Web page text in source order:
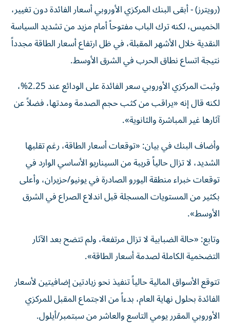
(رويترز) - أبقى البنك المركزي الأوروبي أسعار الفائدة دون تغيير،
الخميس، لكنه ترك الباب مفتوحاً أمام مزيد من تشديد السياسة
النقدية خلال الأشهر المقبلة، في ⁠ظل ارتفاع أسعار الطاقة مجدداً
نتيجة اتساع نطاق الحرب في الشرق الأوسط.
وثبت المركزي الأوروبي سعر الفائدة على الودائع عند 2.25%،
لكنه قال إنه «يراقب من كثب حجم الصدمة ومدتها، فضلاً عن
آثارها غير المباشرة ⁠والثانوية».
وأضاف البنك في بيان: «توقعات أسعار الطاقة، رغم تقلبها
الشديد، لا تزال حالياً قريبة من السيناريو الأساسي الوارد في
توقعات خبراء منطقة اليورو الصادرة في يونيو/حزيران، وأعلى
بكثير من المستويات المسجلة قبل اندلاع الصراع في الشرق
الأوسط».
وتابع: «حالة الضبابية لا تزال مرتفعة، ولم تتضح بعد الآثار
التضخمية الكاملة لصدمة أسعار الطاقة».
تتوقع الأسواق المالية حالياً تنفيذ نحو زيادتين ⁠إضافيتين لأسعار
الفائدة بحلول نهاية العام، بدءاً من الاجتماع المقبل للمركزي
الأوروبي المقرر يومي التاسع والعاشر من سبتمبر/أيلول.